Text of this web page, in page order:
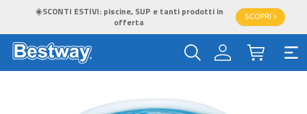
☀️SCONTI ESTIVI: piscine, SUP e tanti prodotti in
offerta
SCOPRI >